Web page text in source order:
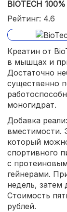
BIOTECH
Рейтинг: 4.6
Креатин от
в мышцах и
Достаточно
существенно
моногидрат.
Добавка
вместимости.
который
спортивного
с
гейнерами.
недель, затем
Стоимость
рублей.